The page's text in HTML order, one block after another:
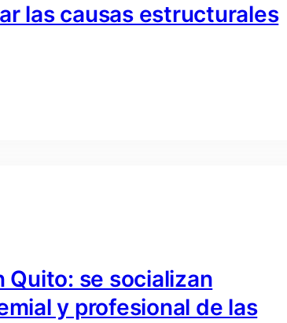
las causas estructurales
Quito: se socializan
y profesional de las